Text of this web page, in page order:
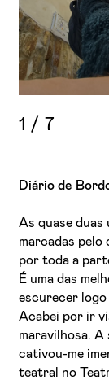
1 /7
Diário de
As quase duas
marcadas pelo
por toda a
É uma das
escurecer logo
Acabei por ir
maravilhosa. A
cativou-me
teatral no